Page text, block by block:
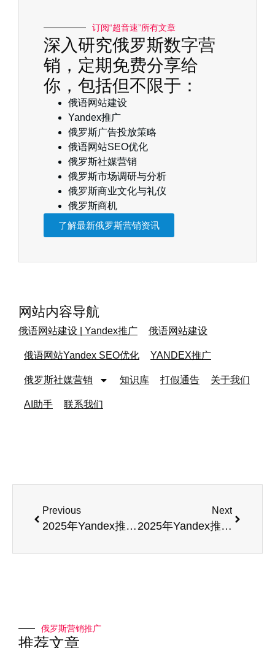
订阅“超音速”所有文章
深入研究俄罗斯数字营
销，定期免费分享给
你，包括但不限于：
俄语网站建设
Yandex推广
俄罗斯广告投放策略
俄语网站SEO优化
俄罗斯社媒营销
俄罗斯市场调研与分析
俄罗斯商业文化与礼仪
俄罗斯商机
了解最新俄罗斯营销资讯
网站内容导航
俄语网站建设 | Yandex推广 俄语网站建设
俄语网站Yandex SEO优化 YANDEX推广
俄罗斯社媒营销 知识库 打假通告 关于我们
AI助手 联系我们
Previous
2025年Yandex推广效果追踪工具超深度评测｜出口企业必看！
Next
2025年Yandex推广与TikTok广告：外贸企业的精准营销指南
俄罗斯营销推广
推荐文章